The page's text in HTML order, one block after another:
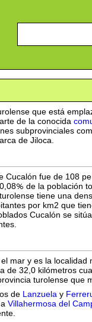
que está
de la conocida
subprovinciales
de Jiloca.
Cucalón fue de 108
de la población
tiene una
por km2 que
Cucalón se
mar y es la localidad
de 32,0 kilómetros
turolense que
de Lanzuela y
Villahermosa del